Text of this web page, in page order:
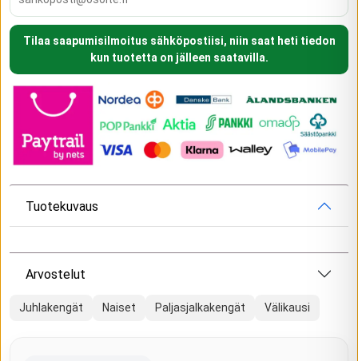
Tilaa saapumisilmoitus sähköpostiisi, niin saat heti tiedon
kun tuotetta on jälleen saatavilla.
Tuotekuvaus
Arvostelut
Juhlakengät Naiset Paljasjalkakengät Välikausi